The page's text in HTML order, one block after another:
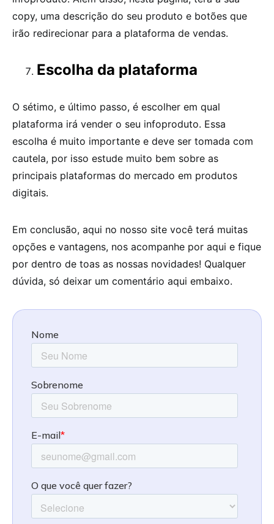
copy, uma descrição do seu produto e botões que
irão redirecionar para a plataforma de vendas.
Escolha da plataforma
O sétimo, e último passo, é escolher em qual
plataforma irá vender o seu infoproduto. Essa
escolha é muito importante e deve ser tomada com
cautela, por isso estude muito bem sobre as
principais plataformas do mercado em produtos
digitais.
Em conclusão, aqui no nosso site você terá muitas
opções e vantagens, nos acompanhe por aqui e fique
por dentro de toas as nossas novidades! Qualquer
dúvida, só deixar um comentário aqui embaixo.